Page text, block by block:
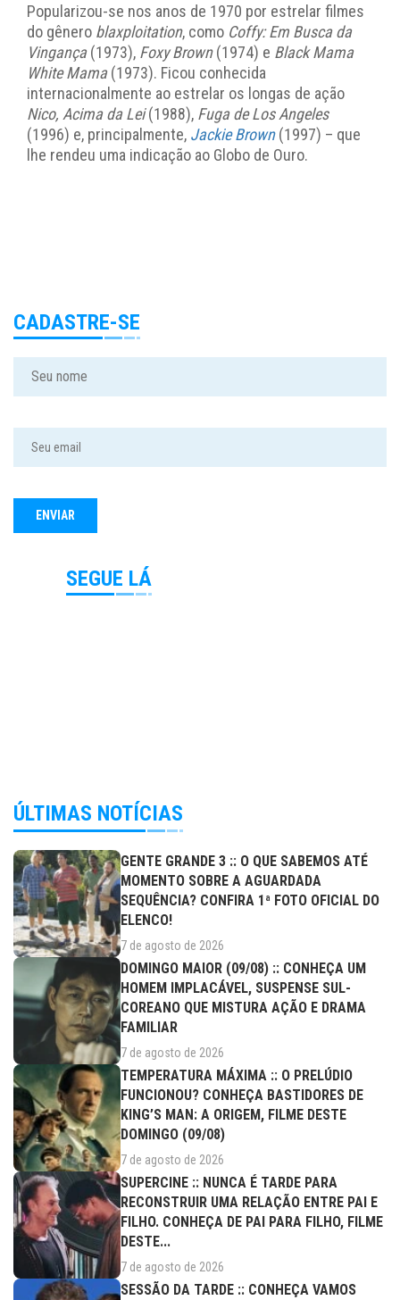
Popularizou-se nos anos de 1970 por estrelar filmes
do gênero blaxploitation, como Coffy: Em Busca da
Vingança(1973), Foxy Brown(1974) e Black Mama
White Mama(1973). Ficou conhecida
internacionalmente ao estrelar os longas de ação
Nico, Acima da Lei(1988), Fuga de Los Angeles
(1996) e, principalmente, Jackie Brown(1997) – que
lhe rendeu uma indicação ao Globo de Ouro.
CADASTRE-SE
SEGUE LÁ
ÚLTIMAS NOTÍCIAS
GENTE GRANDE 3 :: O QUE SABEMOS ATÉ
MOMENTO SOBRE A AGUARDADA
SEQUÊNCIA? CONFIRA 1ª FOTO OFICIAL DO
ELENCO!
7 de agosto de 2026
DOMINGO MAIOR (09/08) :: CONHEÇA UM
HOMEM IMPLACÁVEL, SUSPENSE SUL-
COREANO QUE MISTURA AÇÃO E DRAMA
FAMILIAR
7 de agosto de 2026
TEMPERATURA MÁXIMA :: O PRELÚDIO
FUNCIONOU? CONHEÇA BASTIDORES DE
KING’S MAN: A ORIGEM, FILME DESTE
DOMINGO (09/08)
7 de agosto de 2026
SUPERCINE :: NUNCA É TARDE PARA
RECONSTRUIR UMA RELAÇÃO ENTRE PAI E
FILHO. CONHEÇA DE PAI PARA FILHO, FILME
DESTE...
7 de agosto de 2026
SESSÃO DA TARDE :: CONHEÇA VAMOS